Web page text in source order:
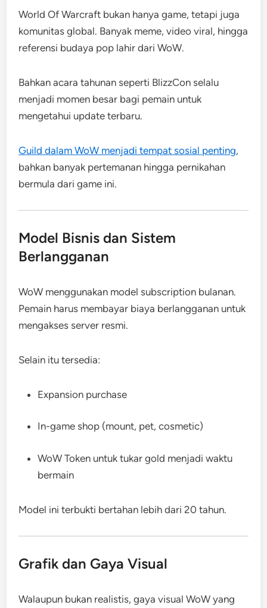
World Of Warcraft bukan hanya game, tetapi juga
komunitas global. Banyak meme, video viral, hingga
referensi budaya pop lahir dari WoW.
Bahkan acara tahunan seperti BlizzCon selalu
menjadi momen besar bagi pemain untuk
mengetahui update terbaru.
Guild dalam WoW menjadi tempat sosial penting,
bahkan banyak pertemanan hingga pernikahan
bermula dari game ini.
Model Bisnis dan Sistem
Berlangganan
WoW menggunakan model subscription bulanan.
Pemain harus membayar biaya berlangganan untuk
mengakses server resmi.
Selain itu tersedia:
Expansion purchase
In-game shop (mount, pet, cosmetic)
WoW Token untuk tukar gold menjadi waktu
bermain
Model ini terbukti bertahan lebih dari 20 tahun.
Grafik dan Gaya Visual
Walaupun bukan realistis, gaya visual WoW yang